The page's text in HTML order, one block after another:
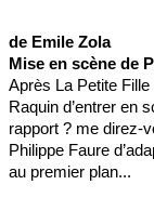
de Emile Zola
Mise en scène de
Après La Petite
Raquin d’entrer en
rapport ? me direz-
Philippe Faure
au premier plan...